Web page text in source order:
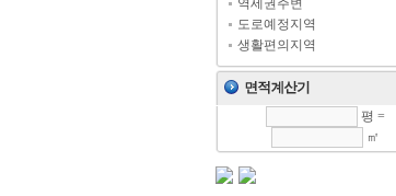
역세권주변
도로예정지역
생활편의지역
평 =
㎡